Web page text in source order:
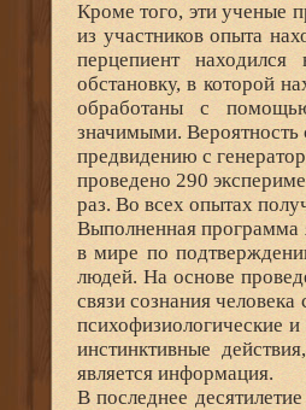
Кроме того, эти ученые
из участников опыта
перцепиент
обстановку, в которой
обработаны с
значимыми.
предвидению с
проведено 290
раз. Во всех опытах
Выполненная программа
в мире по
людей. На основе
связи сознания
психофизиологические
инстинктивные
является информация.
В последнее